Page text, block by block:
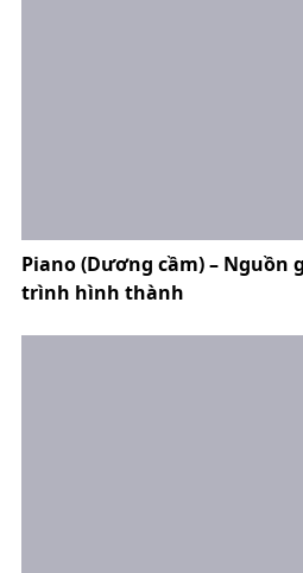
Piano (Dương cầm) – Nguồn
trình hình thành